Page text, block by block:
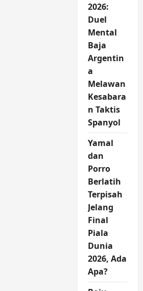
2026:
Duel
Mental
Baja
Argentin
a
Melawan
Kesabara
n Taktis
Spanyol
Yamal
dan
Porro
Berlatih
Terpisah
Jelang
Final
Piala
Dunia
2026, Ada
Apa?